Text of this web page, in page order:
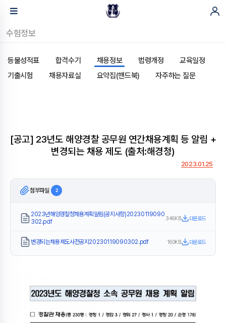
수험정보
등불성적표 합격수기 채용정보 법령개정
교육일정
기출시험
채용자료실 요약집(핸드북) 자주하는 질문
[공고] 23년도 해양경찰 공무원 연간채용계획 등 알림 +
변경되는 채용 제도 (출처:해경청)
2023.01.25
첨부파일 2
2023년해양경찰청채용계획알림(공지사항)20230119090
302.pdf
346KB 다운로드
변경되는채용제도사전공지20230119090302.pdf 160KB 다운로드